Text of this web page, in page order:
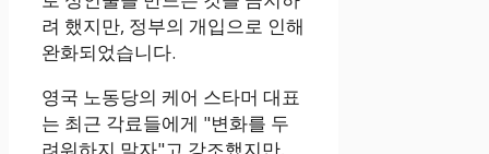
려 했지만, 정부의 개입으로 인해
완화되었습니다.
영국 노동당의 케어 스타머 대표
는 최근 각료들에게 "변화를 두